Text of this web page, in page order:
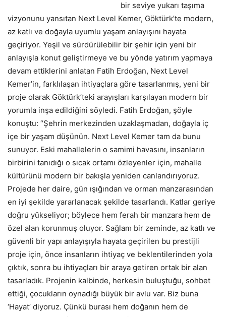
bir seviye yukarı taşıma
vizyonunu yansıtan Next Level Kemer, Göktürk’te modern,
az katlı ve doğayla uyumlu yaşam anlayışını hayata
geçiriyor. Yeşil ve sürdürülebilir bir şehir için yeni bir
anlayışla konut geliştirmeye ve bu yönde yatırım yapmaya
devam ettiklerini anlatan Fatih Erdoğan, Next Level
Kemer’in, farklılaşan ihtiyaçlara göre tasarlanmış, yeni bir
proje olarak Göktürk’teki arayışları karşılayan modern bir
yorumla inşa edildiğini söyledi. Fatih Erdoğan, şöyle
konuştu: “Şehrin merkezinden uzaklaşmadan, doğayla iç
içe bir yaşam düşünün. Next Level Kemer tam da bunu
sunuyor. Eski mahallelerin o samimi havasını, insanların
birbirini tanıdığı o sıcak ortamı özleyenler için, mahalle
kültürünü modern bir bakışla yeniden canlandırıyoruz.
Projede her daire, gün ışığından ve orman manzarasından
en iyi şekilde yararlanacak şekilde tasarlandı. Katlar geriye
doğru yükseliyor; böylece hem ferah bir manzara hem de
özel alan korunmuş oluyor. Sağlam bir zeminde, az katlı ve
güvenli bir yapı anlayışıyla hayata geçirilen bu prestijli
proje için, önce insanların ihtiyaç ve beklentilerinden yola
çıktık, sonra bu ihtiyaçları bir araya getiren ortak bir alan
tasarladık. Projenin kalbinde, herkesin buluştuğu, sohbet
ettiği, çocukların oynadığı büyük bir avlu var. Biz buna
‘Hayat’ diyoruz. Çünkü burası hem doğanın hem de